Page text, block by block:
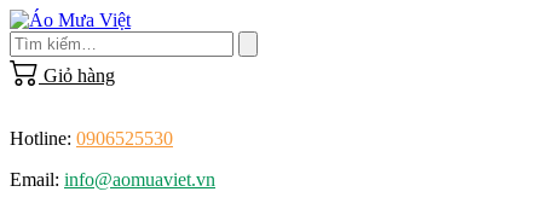
Skip
to
content
Giỏ hàng
Hotline: 0906525530
Email: info@aomuaviet.vn